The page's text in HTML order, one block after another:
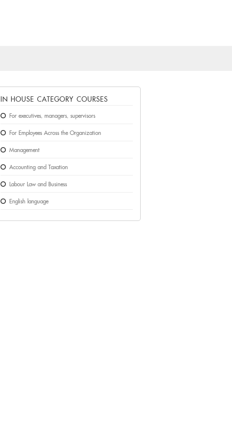
IN HOUSE CATEGORY COURSES
For executives, managers, supervisors
For Employees Across the Organization
Management
Accounting and Taxation
Labour Law and Business
English language